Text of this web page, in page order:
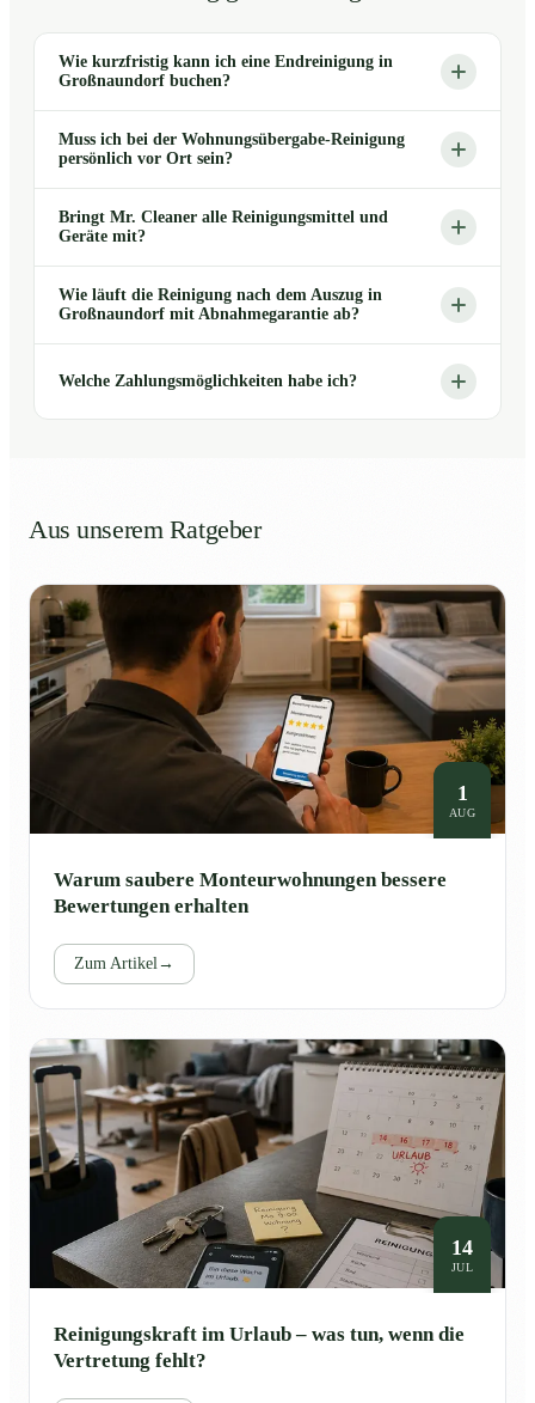
Wie kurzfristig kann ich eine Endreinigung in
Großnaundorf buchen?
Muss ich bei der Wohnungsübergabe-Reinigung
persönlich vor Ort sein?
Bringt Mr. Cleaner alle Reinigungsmittel und
Geräte mit?
Wie läuft die Reinigung nach dem Auszug in
Großnaundorf mit Abnahmegarantie ab?
Welche Zahlungsmöglichkeiten habe ich?
Aus unserem Ratgeber
1
AUG
Warum saubere Monteurwohnungen bessere
Bewertungen erhalten
Zum Artikel→
14
JUL
Reinigungskraft im Urlaub – was tun, wenn die
Vertretung fehlt?